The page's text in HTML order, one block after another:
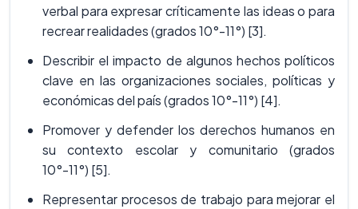
verbal para expresar críticamente las ideas o para
recrear realidades (grados 10°-11°) [3].
Describir el impacto de algunos hechos políticos
clave en las organizaciones sociales, políticas y
económicas del país (grados 10°-11°) [4].
Promover y defender los derechos humanos en
su contexto escolar y comunitario (grados
10°-11°) [5].
Representar procesos de trabajo para mejorar el